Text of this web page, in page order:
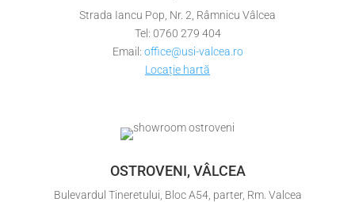
Strada Iancu Pop, Nr. 2, Râmnicu Vâlcea
Tel: 0760 279 404
Email: office@usi-valcea.ro
Locație hartă
OSTROVENI, VÂLCEA
Bulevardul Tineretului, Bloc A54, parter, Rm. Valcea